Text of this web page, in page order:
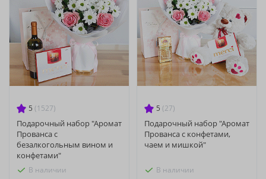
5 (1527)
Подарочный набор "Аромат
Прованса с
безалкогольным вином и
конфетами"
В наличии
5 (27)
Подарочный набор "Аромат
Прованса с конфетами,
чаем и мишкой"
В наличии